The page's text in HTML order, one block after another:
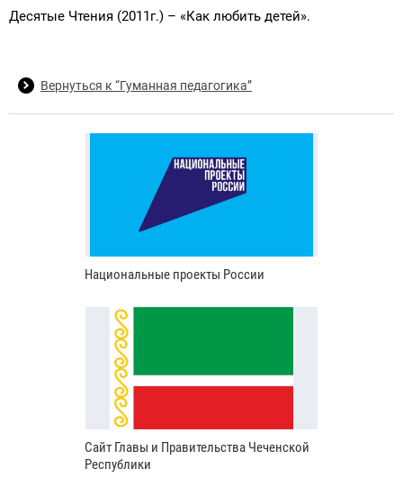
Десятые Чтения (2011г.) – «Как любить детей».
Вернуться к “Гуманная педагогика”
Национальные проекты России
Сайт Главы и Правительства Чеченской
Республики